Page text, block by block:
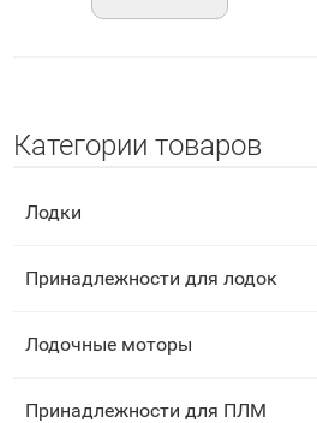
Категории товаров
Лодки
Принадлежности для лодок
Лодочные моторы
Принадлежности для ПЛМ